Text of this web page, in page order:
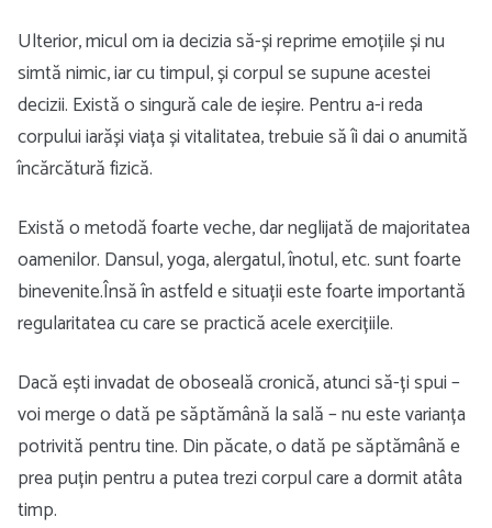
Ulterior, micul om ia decizia să-și reprime emoțiile și nu
simtă nimic, iar cu timpul, și corpul se supune acestei
decizii. Există o singură cale de ieșire. Pentru a-i reda
corpului iarăși viața și vitalitatea, trebuie să îi dai o anumită
încărcătură fizică.
Există o metodă foarte veche, dar neglijată de majoritatea
oamenilor. Dansul, yoga, alergatul, înotul, etc. sunt foarte
binevenite.Însă în astfeld e situații este foarte importantă
regularitatea cu care se practică acele exercițiile.
Dacă ești invadat de oboseală cronică, atunci să-ți spui –
voi merge o dată pe săptămână la sală – nu este varianța
potrivită pentru tine. Din păcate, o dată pe săptămână e
prea puțin pentru a putea trezi corpul care a dormit atâta
timp.